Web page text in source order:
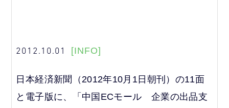
2012.10.01 [INFO]
日本経済新聞（2012年10月1日朝刊）の11面
と電子版に、「中国ECモール 企業の出品支